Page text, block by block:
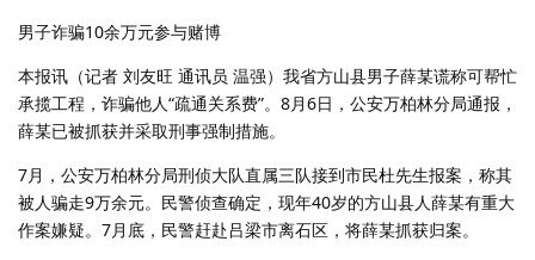
男子诈骗10余万元参与赌博
本报讯（记者 刘友旺 通讯员 温强）我省方山县男子薛某谎称可帮忙
承揽工程，诈骗他人“疏通关系费”。8月6日，公安万柏林分局通报，
薛某已被抓获并采取刑事强制措施。
7月，公安万柏林分局刑侦大队直属三队接到市民杜先生报案，称其
被人骗走9万余元。民警侦查确定，现年40岁的方山县人薛某有重大
作案嫌疑。7月底，民警赶赴吕梁市离石区，将薛某抓获归案。